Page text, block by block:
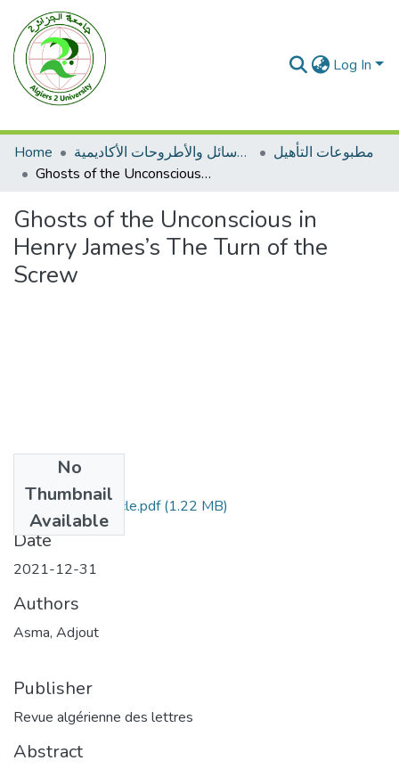
Log In
Home الرسائل والأطروحات الأكاديمية
مطبوعات التأهيل
Ghosts of the Unconscious in Henry James’s The Turn of the Screw
Ghosts of the Unconscious in
Henry James’s The Turn of the
Screw
No
Thumbnail
Available
Sommaire et Article.pdf(1.22 MB)
Date
2021-12-31
Authors
Asma, Adjout
Publisher
Revue algérienne des lettres
Abstract